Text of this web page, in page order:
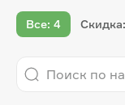
Все: 4